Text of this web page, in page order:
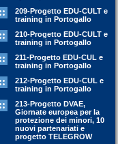
209-Progetto EDU-CULT e
training in Portogallo
210-Progetto EDU-CULT e
training in Portogallo
211-Progetto EDU-CUL e
training in Portogallo
212-Progetto EDU-CUL e
training in Portogallo
213-Progetto DVAE,
Giornate europea per la
protezione dei minori, 10
nuovi partenariati e
progetto TELEGROW